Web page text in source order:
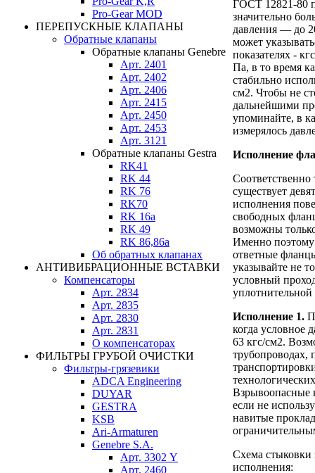
Pro-Gear MOD
ПЕРЕПУСКНЫЕ КЛАПАНЫ
Обратные клапаны
Обратные клапаны Genebre
Арт. 2401
Арт. 2402
Арт. 2406
Арт. 2415
Арт. 2450
Арт. 2453
Арт. 3121
Обратные клапаны Gestra
RK41
RK 44
RK 76
RK70
RK 16a
RK 49
RK 86,86a
Об обратных клапанах
АНТИВИБРАЦИОННЫЕ ВСТАВКИ
Компенсаторы
Арт. 2834
Арт. 2835
Арт. 2830
Арт. 2831
О компенсаторах
ФИЛЬТРЫ ГРУБОЙ ОЧИСТКИ
Фильтры-грязевики
ADCA Engineering
DUYAR
GESTRA
KSB
Ari-Armaturen
Genebre S.A.
Арт. 3302 Y
Арт. 2460
ГОСТ 12821-80
значительно
давления — до
может
показателях -
Па, в то время
стабильно
см2. Чтобы не
дальнейшими
упоминайте, в
измерялось
Исполнение
существует
исполнения
свободных
возможны
Именно поэтому
ответные
указывайте не
условный
Исполнение 1.
когда условное
63 кгс/см2.
трубопроводах,
Взрывоопасные
если не
навитые
Схема стыковки
исполнения: